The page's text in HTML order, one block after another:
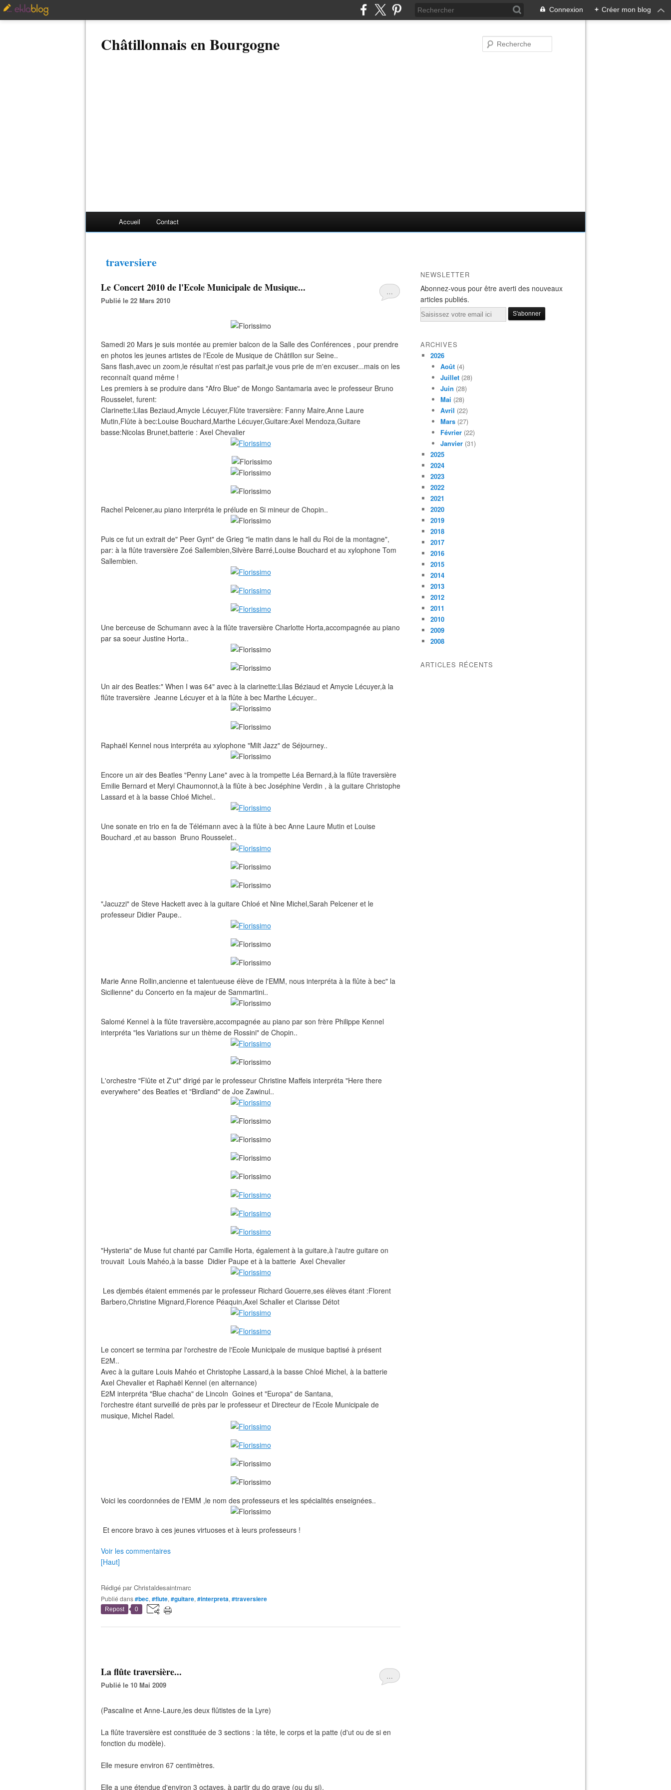
Connexion + Créer mon blog
Châtillonnais en Bourgogne
Accueil Contact
traversiere
…
Le Concert 2010 de l'Ecole Municipale de Musique...
Publié le 22 Mars 2010
Samedi 20 Mars je suis montée au premier balcon de la Salle des Conférences , pour prendre
en photos les jeunes artistes de l'Ecole de Musique de Châtillon sur Seine..
Sans flash,avec un zoom,le résultat n'est pas parfait,je vous prie de m'en excuser...mais on les
reconnaît quand même !
Les premiers à se produire dans "Afro Blue" de Mongo Santamaria avec le professeur Bruno
Rousselet, furent:
Clarinette:Lilas Beziaud,Amycie Lécuyer,Flûte traversière: Fanny Maire,Anne Laure
Mutin,Flûte à bec:Louise Bouchard,Marthe Lécuyer,Guitare:Axel Mendoza,Guitare
basse:Nicolas Brunet,batterie : Axel Chevalier
Rachel Pelcener,au piano interpréta le prélude en Si mineur de Chopin..
Puis ce fut un extrait de" Peer Gynt" de Grieg "le matin dans le hall du Roi de la montagne",
par: à la flûte traversière Zoé Sallembien,Silvère Barré,Louise Bouchard et au xylophone Tom
Sallembien.
Une berceuse de Schumann avec à la flûte traversière Charlotte Horta,accompagnée au piano
par sa soeur Justine Horta..
Un air des Beatles:" When I was 64" avec à la clarinette:Lilas Béziaud et Amycie Lécuyer,à la
flûte traversière Jeanne Lécuyer et à la flûte à bec Marthe Lécuyer..
Raphaël Kennel nous interpréta au xylophone "Milt Jazz" de Séjourney..
Encore un air des Beatles "Penny Lane" avec à la trompette Léa Bernard,à la flûte traversière
Emilie Bernard et Meryl Chaumonnot,à la flûte à bec Joséphine Verdin , à la guitare Christophe
Lassard et à la basse Chloé Michel..
Une sonate en trio en fa de Télémann avec à la flûte à bec Anne Laure Mutin et Louise
Bouchard ,et au basson Bruno Rousselet..
"Jacuzzi" de Steve Hackett avec à la guitare Chloé et Nine Michel,Sarah Pelcener et le
professeur Didier Paupe..
Marie Anne Rollin,ancienne et talentueuse élève de l'EMM, nous interpréta à la flûte à bec" la
Sicilienne" du Concerto en fa majeur de Sammartini..
Salomé Kennel à la flûte traversière,accompagnée au piano par son frère Philippe Kennel
interpréta "les Variations sur un thème de Rossini" de Chopin..
L'orchestre "Flûte et Z'ut" dirigé par le professeur Christine Maffeis interpréta "Here there
everywhere" des Beatles et "Birdland" de Joe Zawinul..
"Hysteria" de Muse fut chanté par Camille Horta, également à la guitare,à l'autre guitare on
trouvait Louis Mahéo,à la basse Didier Paupe et à la batterie Axel Chevalier
Les djembés étaient emmenés par le professeur Richard Gouerre,ses élèves étant :Florent
Barbero,Christine Mignard,Florence Péaquin,Axel Schaller et Clarisse Détot
Le concert se termina par l'orchestre de l'Ecole Municipale de musique baptisé à présent
E2M..
Avec à la guitare Louis Mahéo et Christophe Lassard,à la basse Chloé Michel, à la batterie
Axel Chevalier et Raphaël Kennel (en alternance)
E2M interpréta "Blue chacha" de Lincoln Goines et "Europa" de Santana,
l'orchestre étant surveillé de près par le professeur et Directeur de l'Ecole Municipale de
musique, Michel Radel.
Voici les coordonnées de l'EMM ,le nom des professeurs et les spécialités enseignées..
Et encore bravo à ces jeunes virtuoses et à leurs professeurs !
Voir les commentaires
[Haut]
Rédigé parChristaldesaintmarc
Publié dans#bec, #flute, #guitare, #interpreta, #traversiere
Repost 0
…
La flûte traversière...
Publié le 10 Mai 2009
(Pascaline et Anne-Laure,les deux flûtistes de la Lyre)
La flûte traversière est constituée de 3 sections : la tête, le corps et la patte (d'ut ou de si en
fonction du modèle).
Elle mesure environ 67 centimètres.
Elle a une étendue d'environ 3 octaves, à partir du do grave (ou du si).
NEWSLETTER
Abonnez-vous pour être averti des nouveaux
articles publiés.
Email
ARCHIVES
2026
Août (4)
Juillet (28)
Juin (28)
Mai (28)
Avril (22)
Mars (27)
Février (22)
Janvier (31)
2025
2024
2023
2022
2021
2020
2019
2018
2017
2016
2015
2014
2013
2012
2011
2010
2009
2008
ARTICLES RÉCENTS